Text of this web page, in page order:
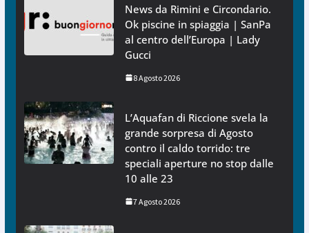
News da Rimini e Circondario.
Ok piscine in spiaggia | SanPa
al centro dell’Europa | Lady
Gucci
8 Agosto 2026
L’Aquafan di Riccione svela la
grande sorpresa di Agosto
contro il caldo torrido: tre
speciali aperture no stop dalle
10 alle 23
7 Agosto 2026